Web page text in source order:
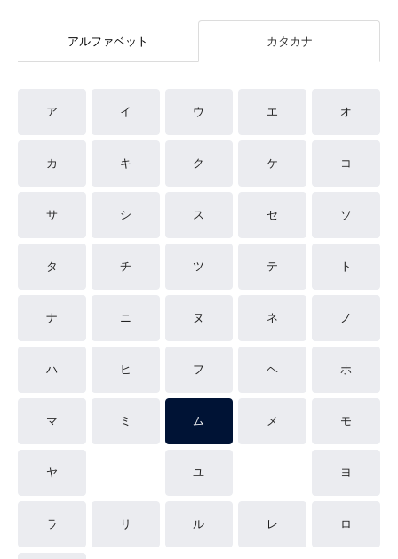
アルファベット カタカナ
ア イ ウ エ オ
カ キ ク ケ コ
サ シ ス セ ソ
タ チ ツ テ ト
ナ ニ ヌ ネ ノ
ハ ヒ フ ヘ ホ
マ ミ ム メ モ
ヤ ユ ヨ
ラ リ ル レ ロ